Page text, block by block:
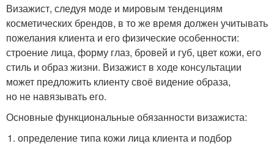
Визажист, следуя моде и мировым тенденциям
косметических брендов, в то же время должен учитывать
пожелания клиента и его физические особенности:
строение лица, форму глаз, бровей и губ, цвет кожи, его
стиль и образ жизни. Визажист в ходе консультации
может предложить клиенту своё видение образа,
но не навязывать его.
Основные функциональные обязанности визажиста:
определение типа кожи лица клиента и подбор